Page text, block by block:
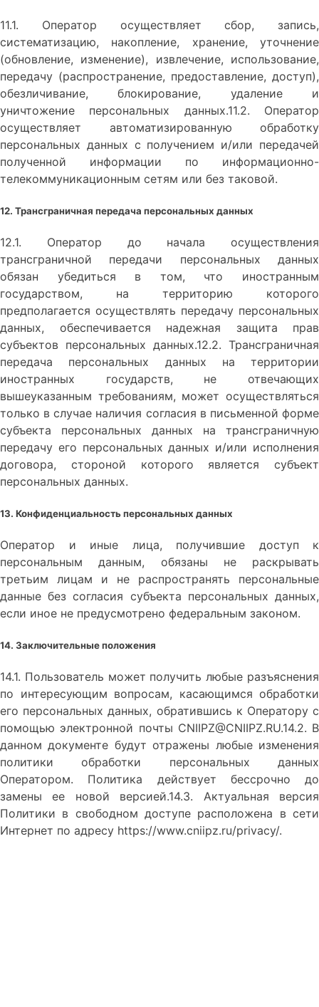
11.1. Оператор осуществляет сбор, запись,
систематизацию, накопление, хранение, уточнение
(обновление, изменение), извлечение, использование,
передачу (распространение, предоставление, доступ),
обезличивание, блокирование, удаление и
уничтожение персональных данных.11.2. Оператор
осуществляет автоматизированную обработку
персональных данных с получением и/или передачей
полученной информации по информационно-
телекоммуникационным сетям или без таковой.
12. Трансграничная передача персональных данных
12.1. Оператор до начала осуществления
трансграничной передачи персональных данных
обязан убедиться в том, что иностранным
государством, на территорию которого
предполагается осуществлять передачу персональных
данных, обеспечивается надежная защита прав
субъектов персональных данных.12.2. Трансграничная
передача персональных данных на территории
иностранных государств, не отвечающих
вышеуказанным требованиям, может осуществляться
только в случае наличия согласия в письменной форме
субъекта персональных данных на трансграничную
передачу его персональных данных и/или исполнения
договора, стороной которого является субъект
персональных данных.
13. Конфиденциальность персональных данных
Оператор и иные лица, получившие доступ к
персональным данным, обязаны не раскрывать
третьим лицам и не распространять персональные
данные без согласия субъекта персональных данных,
если иное не предусмотрено федеральным законом.
14. Заключительные положения
14.1. Пользователь может получить любые разъяснения
по интересующим вопросам, касающимся обработки
его персональных данных, обратившись к Оператору с
помощью электронной почты CNIIPZ@CNIIPZ.RU.14.2. В
данном документе будут отражены любые изменения
политики обработки персональных данных
Оператором. Политика действует бессрочно до
замены ее новой версией.14.3. Актуальная версия
Политики в свободном доступе расположена в сети
Интернет по адресу https://www.cniipz.ru/privacy/.